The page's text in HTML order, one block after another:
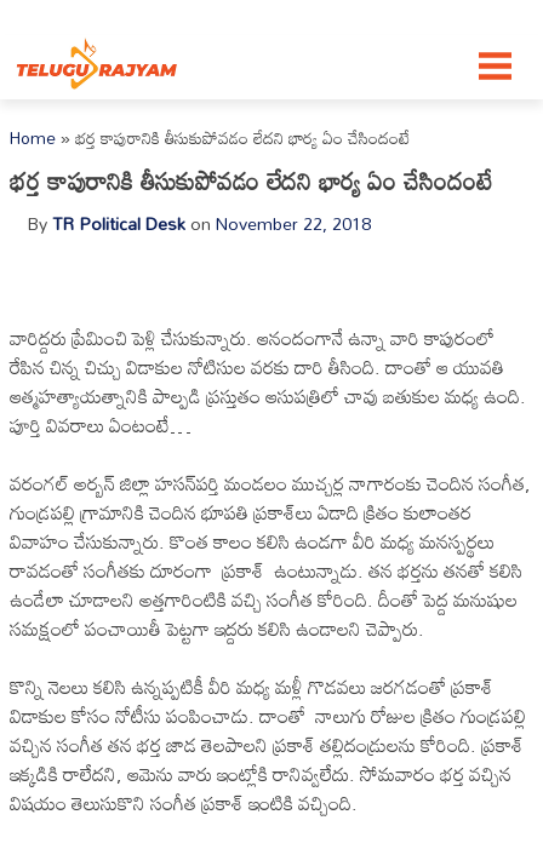
Home»భర్త కాపురానికి తీసుకుపోవడం లేదని భార్య ఏం చేసిందంటే
భర్త కాపురానికి తీసుకుపోవడం లేదని భార్య ఏం చేసిందంటే
ByTR Political DeskonNovember 22, 2018
వారిద్దరు ప్రేమించి పెళ్లి చేసుకున్నారు. ఆనందంగానే ఉన్నా వారి కాపురంలో
రేపిన చిన్న చిచ్చు విడాకుల నోటిసుల వరకు దారి తీసింది. దాంతో ఆ యువతి
ఆత్మహత్యాయత్నానికి పాల్పడి ప్రస్తుతం ఆసుపత్రిలో చావు బతుకుల మధ్య ఉంది.
పూర్తి వివరాలు ఏంటంటే…
వరంగల్‌ అర్బన్‌ జిల్లా హసన్‌పర్తి మండలం ముచ్చర్ల నాగారంకు చెందిన సంగీత,
గుండ్రపల్లి గ్రామానికి చెందిన భూపతి ప్రకాశ్‌లు ఏడాది క్రితం కులాంతర
వివాహం చేసుకున్నారు. కొంత కాలం కలిసి ఉండగా వీరి మధ్య మనస్పర్థలు
రావడంతో సంగీతకు దూరంగా ప్రకాశ్ ఉంటున్నాడు. తన భర్తను తనతో కలిసి
ఉండేలా చూడాలని అత్తగారింటికి వచ్చి సంగీత కోరింది. దీంతో పెద్ద మనుషుల
సమక్షంలో పంచాయితీ పెట్టగా ఇద్దరు కలిసి ఉండాలని చెప్పారు.
కొన్ని నెలలు కలిసి ఉన్నప్పటికీ వీరి మధ్య మళ్లీ గొడవలు జరగడంతో ప్రకాశ్‌
విడాకుల కోసం నోటీసు పంపించాడు. దాంతో నాలుగు రోజుల క్రితం గుండ్రపల్లి
వచ్చిన సంగీత తన భర్త జాడ తెలపాలని ప్రకాశ్‌ తల్లిదండ్రులను కోరింది. ప్రకాశ్‌
ఇక్కడికి రాలేదని, ఆమెను వారు ఇంట్లోకి రానివ్వలేదు. సోమవారం భర్త వచ్చిన
విషయం తెలుసుకొని సంగీత ప్రకాశ్‌ ఇంటికి వచ్చింది.